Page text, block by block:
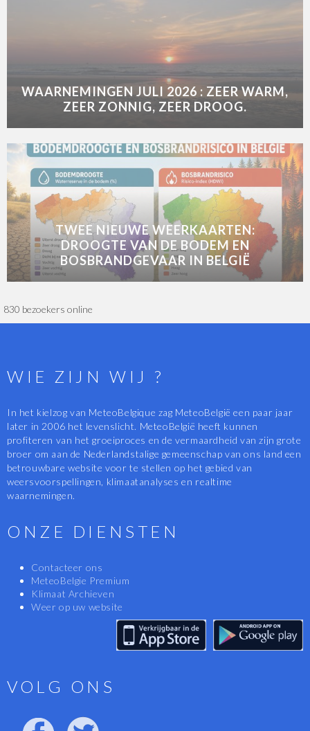
WAARNEMINGEN JULI 2026 : ZEER WARM,
ZEER ZONNIG, ZEER DROOG.
TWEE NIEUWE WEERKAARTEN:
DROOGTE VAN DE BODEM EN
BOSBRANDGEVAAR IN BELGIË
830 bezoekers online
WIE ZIJN WIJ ?
In het kielzog van MeteoBelgique zag MeteoBelgië een paar jaar
later in 2006 het levenslicht. MeteoBelgië heeft kunnen
profiteren van het groeiproces en de vermaardheid van zijn grote
broer om aan de Nederlandstalige gemeenschap van ons land een
betrouwbare website voor te stellen op het gebied van
weersvoorspellingen, klimaatanalyses en realtime
waarnemingen.
ONZE DIENSTEN
Contacteer ons
MeteoBelgie Premium
Klimaat Archieven
Weer op uw website
VOLG ONS